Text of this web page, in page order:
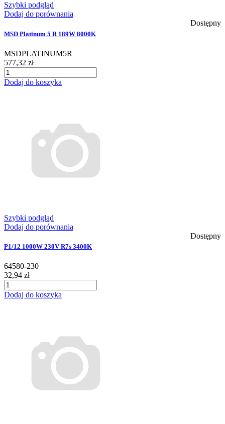
Szybki podgląd
Dodaj do porównania
Dostępny
MSD Platinum 5 R 189W 8000K
MSDPLATINUM5R
577,32 zł
Dodaj do koszyka
Szybki podgląd
Dodaj do porównania
Dostępny
P1/12 1000W 230V R7s 3400K
64580-230
32,94 zł
Dodaj do koszyka